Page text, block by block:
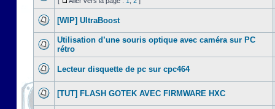
[WIP] UltraBoost
Utilisation d’une souris optique avec caméra sur PC
rétro
Lecteur disquette de pc sur cpc464
[TUT] FLASH GOTEK AVEC FIRMWARE HXC